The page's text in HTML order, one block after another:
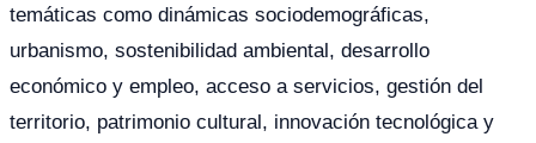
temáticas como dinámicas sociodemográficas,
urbanismo, sostenibilidad ambiental, desarrollo
económico y empleo, acceso a servicios, gestión del
territorio, patrimonio cultural, innovación tecnológica y